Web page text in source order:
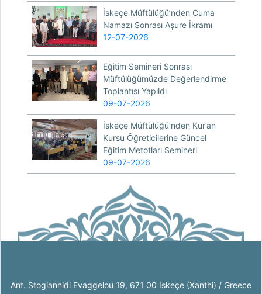
İskeçe Müftülüğü’nden Cuma
Namazı Sonrası Aşure İkramı
12-07-2026
Eğitim Semineri Sonrası
Müftülüğümüzde Değerlendirme
Toplantısı Yapıldı
09-07-2026
İskeçe Müftülüğü’nden Kur’an
Kursu Öğreticilerine Güncel
Eğitim Metotları Semineri
09-07-2026
Ant. Stogiannidi Evaggelou 19, 671 00 İskeçe (Xanthi) / Greece